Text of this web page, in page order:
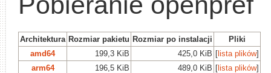
Architektura Rozmiar pakietu Rozmiar po instalacji
Pliki
amd64
199,3 KiB 425,0 KiB [lista plików]
arm64
196,5 KiB 489,0 KiB [lista plików]